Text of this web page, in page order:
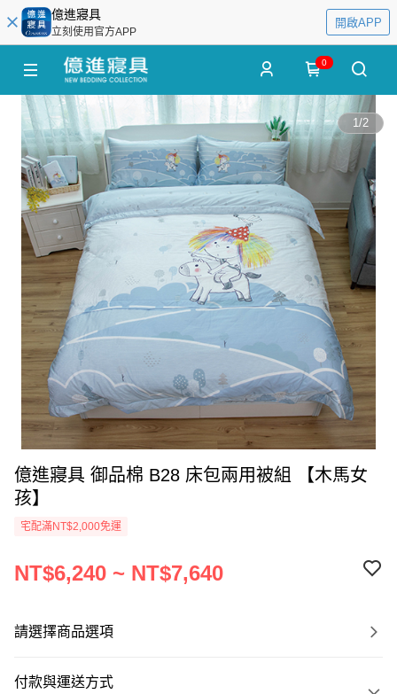
億進寢具
立刻使用官方APP
開啟APP
0
1/2
億進寢具 御品棉 B28 床包兩用被組 【木馬女
孩】
宅配滿NT$2,000免運
NT$6,240 ~ NT$7,640
請選擇商品選項
付款與運送方式